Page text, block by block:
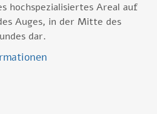
hochspezialisiertes Areal auf
Auges, in der Mitte des
dar.